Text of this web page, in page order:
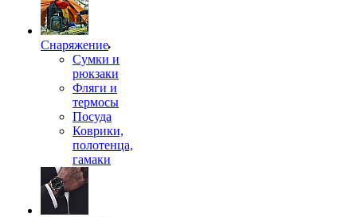
Снаряжение
Сумки и
рюкзаки
Фляги и
термосы
Посуда
Коврики,
полотенца,
гамаки